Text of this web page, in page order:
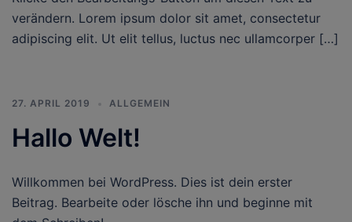
verändern. Lorem ipsum dolor sit amet, consectetur
adipiscing elit. Ut elit tellus, luctus nec ullamcorper […]
27. APRIL 2019 ALLGEMEIN
Hallo Welt!
Willkommen bei WordPress. Dies ist dein erster
Beitrag. Bearbeite oder lösche ihn und beginne mit